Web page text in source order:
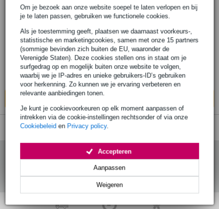
Om je bezoek aan onze website soepel te laten verlopen en bij
je te laten passen, gebruiken we functionele cookies.
Als je toestemming geeft, plaatsen we daarnaast voorkeurs-,
statistische en marketingcookies, samen met onze 15 partners
(sommige bevinden zich buiten de EU, waaronder de
Verenigde Staten). Deze cookies stellen ons in staat om je
surfgedrag op en mogelijk buiten onze website te volgen,
waarbij we je IP-adres en unieke gebruikers-ID’s gebruiken
voor herkenning. Zo kunnen we je ervaring verbeteren en
relevante aanbiedingen tonen.
Je kunt je cookievoorkeuren op elk moment aanpassen of
intrekken via de cookie-instellingen rechtsonder of via onze
Cookiebeleid en Privacy policy.
Weigeren
Aanpassen
Accepteren
Boss CB-WZ-AIR Carrying Case voor
Waza-Air en Waza-Air Bass
Adviesprijs € 37,- € 26,-
Op voorraad
Ook in1 winkelop voorraad